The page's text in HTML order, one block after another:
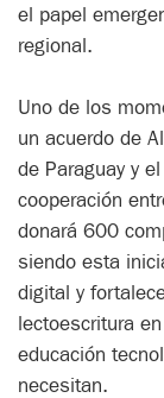
el papel
regional.
Uno de los
un acuerdo de
de Paraguay y
cooperación
donará 600
siendo esta
digital y
lectoescritura
educación
necesitan.